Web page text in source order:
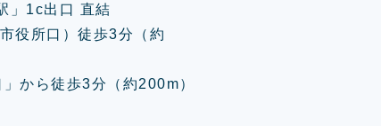
」1c出口 直結
役所口）徒歩3分（約
から徒歩3分（約200m）